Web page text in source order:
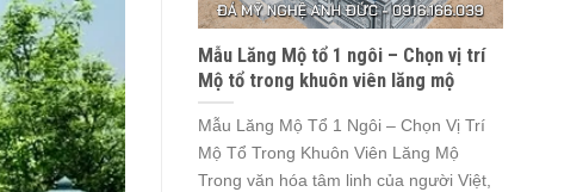
Mẫu Lăng Mộ tổ 1 ngôi – Chọn vị trí
Mộ tổ trong khuôn viên lăng mộ
Mẫu Lăng Mộ Tổ 1 Ngôi – Chọn Vị Trí
Mộ Tổ Trong Khuôn Viên Lăng Mộ
Trong văn hóa tâm linh của người Việt,